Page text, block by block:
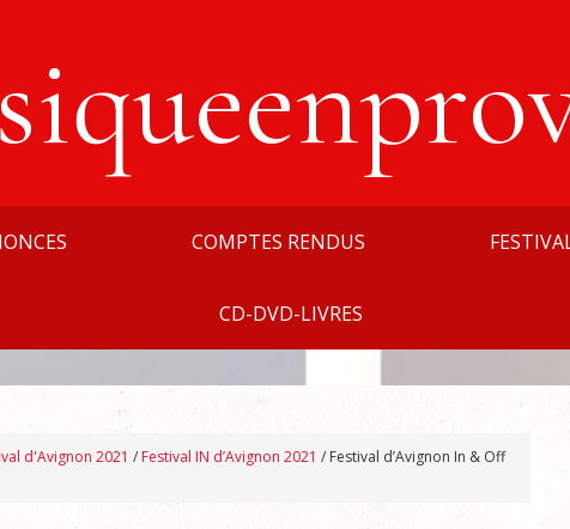
COMPTES RENDUS
CD-DVD-LIVRES
d'Avignon 2021 / Festival IN d’Avignon 2021 / Festival d’Avignon In & Off